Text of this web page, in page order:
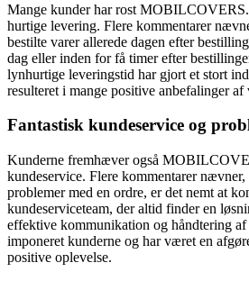
Mange kunder har rost
hurtige levering. Flere kommentarer
bestilte varer allerede dagen efter
dag eller inden for få timer efter
lynhurtige leveringstid har gjort et stort
resulteret i mange positive anbefalinger af
Fantastisk kundeservice og
Kunderne fremhæver også
kundeservice. Flere kommentarer nævner,
problemer med en ordre, er det nemt at
kundeserviceteam, der altid finder en
effektive kommunikation og håndtering
imponeret kunderne og har været en
positive oplevelse.